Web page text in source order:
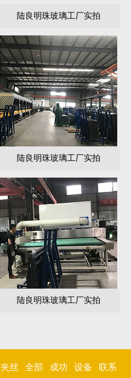
陆良明珠玻璃工厂实拍
陆良明珠玻璃工厂实拍
陆良明珠玻璃工厂实拍
夹丝 全部 成功 设备 联系